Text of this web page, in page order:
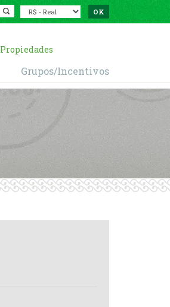
Propiedades
Grupos/Incentivos